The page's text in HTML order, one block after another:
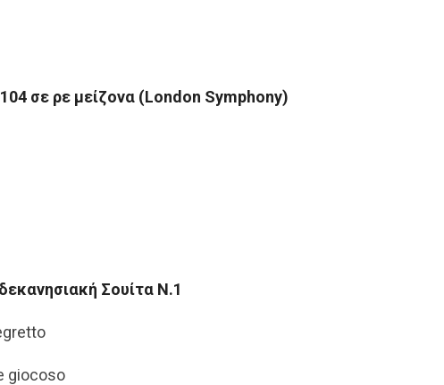
σε ρε μείζονα (London Symphony)
Σουίτα Ν.1
giocoso